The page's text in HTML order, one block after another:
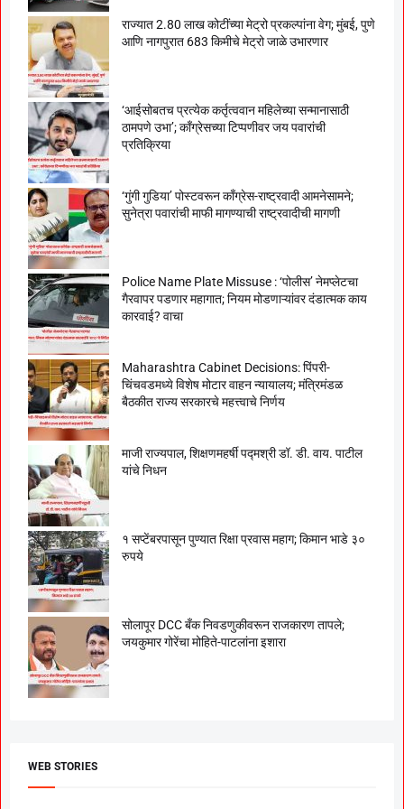
राज्यात 2.80 लाख कोटींच्या मेट्रो प्रकल्पांना वेग; मुंबई, पुणे
आणि नागपुरात 683 किमीचे मेट्रो जाळे उभारणार
‘आईसोबतच प्रत्येक कर्तृत्ववान महिलेच्या सन्मानासाठी
ठामपणे उभा’; काँग्रेसच्या टिप्पणीवर जय पवारांची
प्रतिक्रिया
‘गुंगी गुडिया’ पोस्टवरून काँग्रेस-राष्ट्रवादी आमनेसामने;
सुनेत्रा पवारांची माफी मागण्याची राष्ट्रवादीची मागणी
Police Name Plate Missuse : ‘पोलीस’ नेमप्लेटचा
गैरवापर पडणार महागात; नियम मोडणाऱ्यांवर दंडात्मक काय
कारवाई? वाचा
Maharashtra Cabinet Decisions: पिंपरी-
चिंचवडमध्ये विशेष मोटार वाहन न्यायालय; मंत्रिमंडळ
बैठकीत राज्य सरकारचे महत्त्वाचे निर्णय
माजी राज्यपाल, शिक्षणमहर्षी पद्मश्री डॉ. डी. वाय. पाटील
यांचे निधन
१ सप्टेंबरपासून पुण्यात रिक्षा प्रवास महाग; किमान भाडे ३०
रुपये
सोलापूर DCC बँक निवडणुकीवरून राजकारण तापले;
जयकुमार गोरेंचा मोहिते-पाटलांना इशारा
WEB STORIES